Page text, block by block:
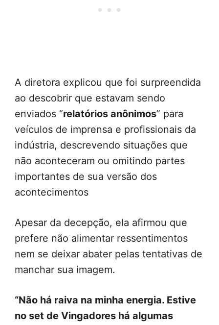
A diretora explicou que foi surpreendida
ao descobrir que estavam sendo
enviados “relatórios anônimos” para
veículos de imprensa e profissionais da
indústria, descrevendo situações que
não aconteceram ou omitindo partes
importantes de sua versão dos
acontecimentos
Apesar da decepção, ela afirmou que
prefere não alimentar ressentimentos
nem se deixar abater pelas tentativas de
manchar sua imagem.
“Não há raiva na minha energia. Estive
no set de Vingadores há algumas